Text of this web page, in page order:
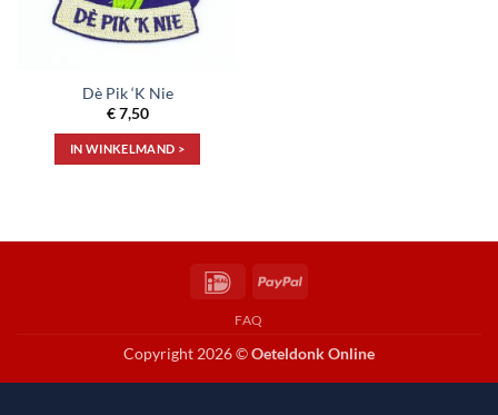
Dè Pik ‘K Nie
€7,50
IN WINKELMAND >
IDeal PayPal
FAQ
Copyright 2026 ©Oeteldonk Online